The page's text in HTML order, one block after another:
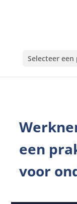
Selecteer een
een
voor